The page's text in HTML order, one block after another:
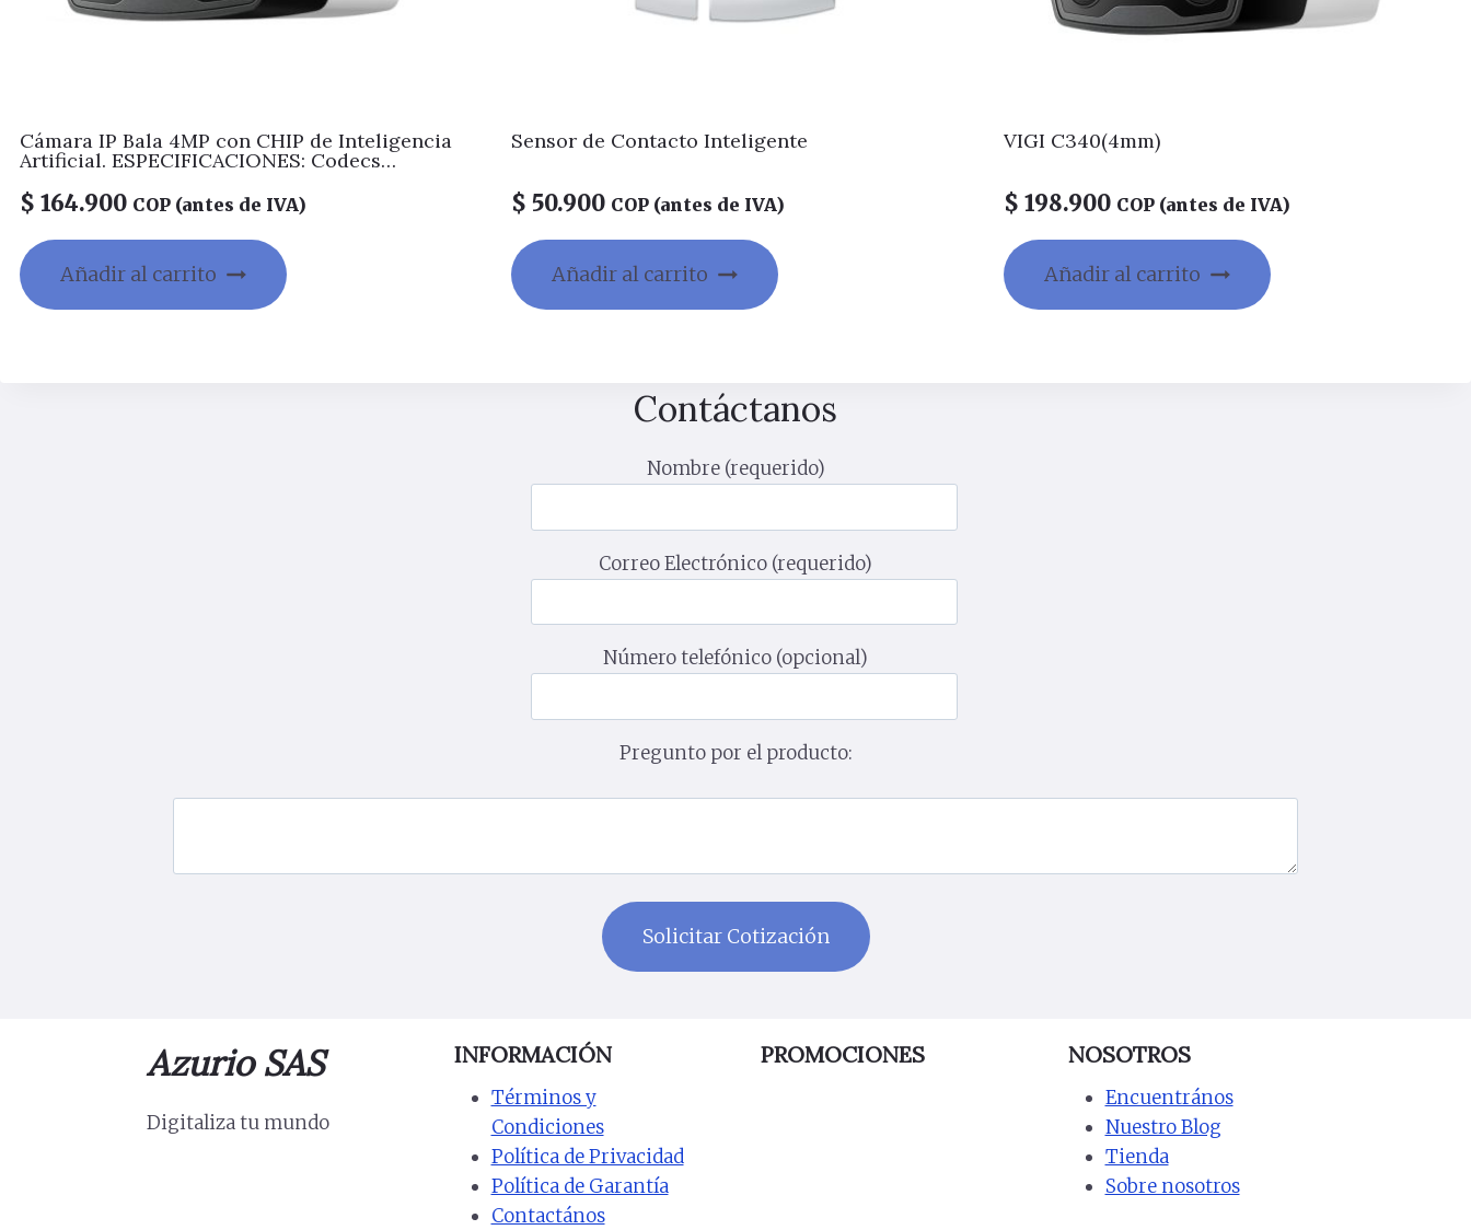
Cámara IP Bala 4MP con CHIP de Inteligencia
Artificial. ESPECIFICACIONES: Codecs
Escaneo Progresivo a 1/3, Color/0.04
Lux@F1.6, 0 Lux con IR/Luz Blanca,
25fps/30fps (2560×1440,2304×1296, 2048×1280,
1920×1080), PoE/12V DC, Lente Fijo 4 mm.
INCLUYE Detección Inteligente (Clasifica
Humanos y Vehículos), Detección d
$ 164.900 COP (antes de IVA)
Añadir al carrito
Sensor de Contacto Inteligente
$ 50.900 COP (antes de IVA)
Añadir al carrito
VIGI C340(4mm)
$ 198.900 COP (antes de IVA)
Añadir al carrito
Contáctanos
Nombre (requerido)
Correo Electrónico (requerido)
Número telefónico (opcional)
Pregunto por el producto:
Azurio SAS
Digitaliza tu mundo
INFORMACIÓN
Términos y
Condiciones
Política de Privacidad
Política de Garantía
Contactános
PROMOCIONES NOSOTROS
Encuentrános
Nuestro Blog
Tienda
Sobre nosotros